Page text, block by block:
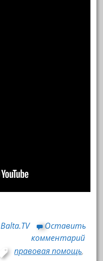
Balta.TV
Оставить
комментарий
правовая помощь,